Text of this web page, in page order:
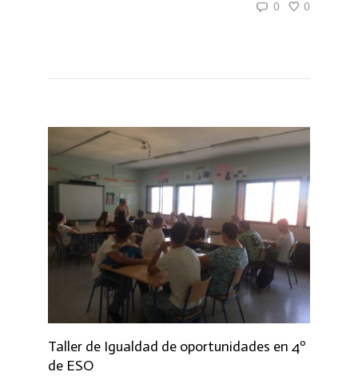
0 0
Taller de Igualdad de oportunidades en 4º
de ESO